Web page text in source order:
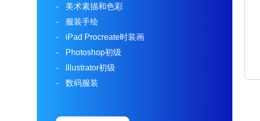
-
美术素描和色彩
-
服装手绘
-
iPad Procreate时装画
-
Photoshop初级
-
Illustrator初级
-
数码服装